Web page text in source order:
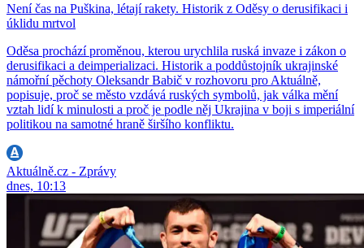
Není čas na Puškina, létají rakety. Historik z Oděsy o derusifikaci i
úklidu mrtvol
Oděsa prochází proměnou, kterou urychlila ruská invaze i zákon o
derusifikaci a deimperializaci. Historik a poddůstojník ukrajinské
námořní pěchoty Oleksandr Babič v rozhovoru pro Aktuálně,
popisuje, proč se město vzdává ruských symbolů, jak válka mění
vztah lidí k minulosti a proč je podle něj Ukrajina v boji s imperiální
politikou na samotné hraně širšího konfliktu.
Aktuálně.cz - Zprávy
dnes, 10:13